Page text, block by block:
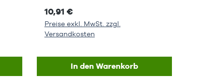
10,91 €
Preise exkl. MwSt. zzgl.
Versandkosten
In den Warenkorb